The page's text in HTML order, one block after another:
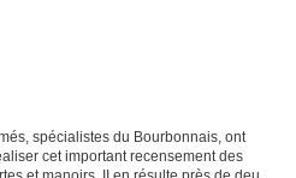
spécialistes du Bourbonnais, ont
cet important recensement des